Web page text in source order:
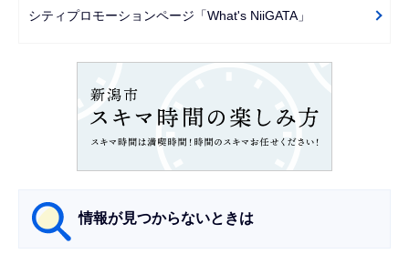
ーシティプロモーションページ「What's NiiGATA」
情報が見つからないときは